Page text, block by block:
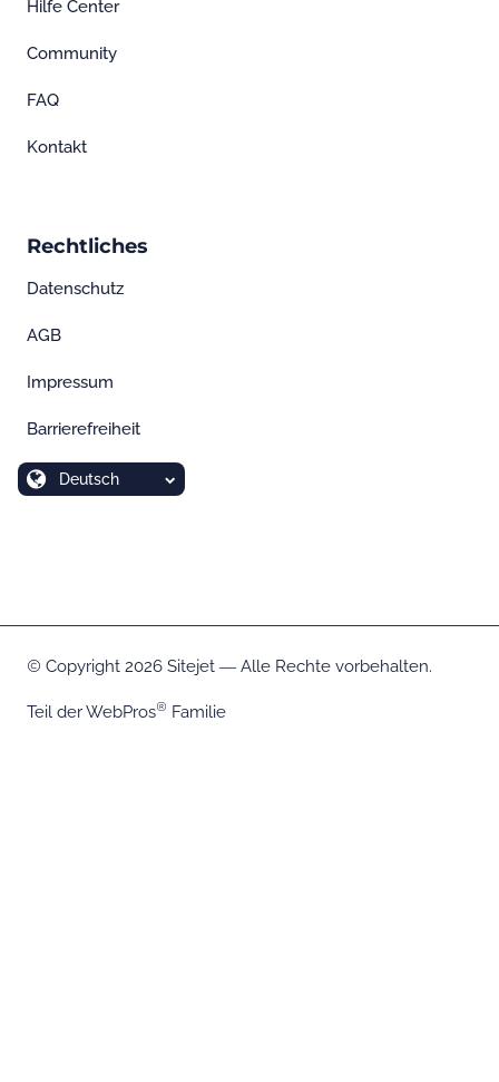
Hilfe Center
Community
FAQ
Kontakt
Rechtliches
Datenschutz
AGB
Impressum
Barrierefreiheit
Deutsch
Copyright 2026 Sitejet ― Alle Rechte vorbehalten.
Teil derWebPros Familie